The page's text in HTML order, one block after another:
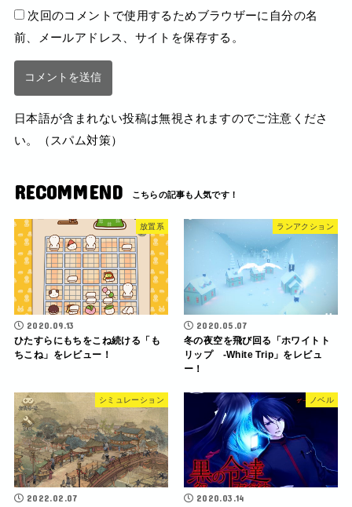
次回のコメントで使用するためブラウザーに自分の名
前、メールアドレス、サイトを保存する。
日本語が含まれない投稿は無視されますのでご注意くださ
い。（スパム対策）
RECOMMEND
放置系
2020.09.13
ひたすらにもちをこね続ける「も
ちこね」をレビュー！
ランアクション
2020.05.07
冬の夜空を飛び回る「ホワイトト
リップ -White Trip」をレビュ
ー！
シミュレーション
2022.02.07
ノベル
2020.03.14